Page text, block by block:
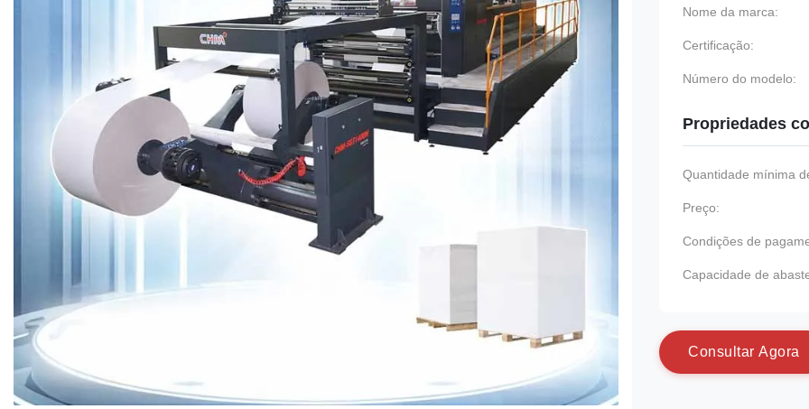
Nome da marca:
Certificação:
Número do modelo:
Propriedades
Quantidade mínima
Preço:
Condições de
Capacidade de
Consu tar Agora